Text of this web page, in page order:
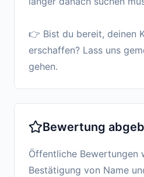
👉 Bist du bereit, deinen
erschaffen? Lass uns
gehen.
Bewertung
Öffentliche Bewertungen
Bestätigung von Name